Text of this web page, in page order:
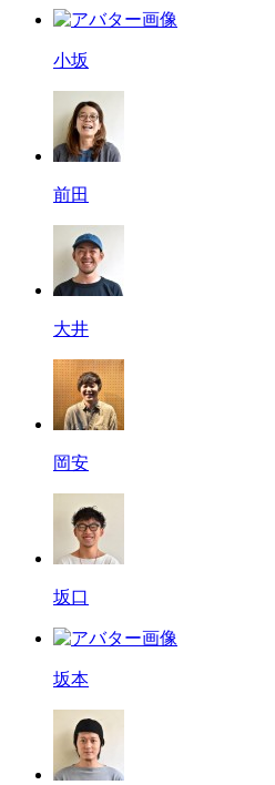
小坂
前田
大井
岡安
坂口
坂本